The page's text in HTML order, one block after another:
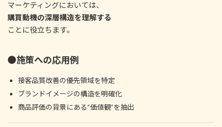
マーケティングにおいては、
購買動機の深層構造を理解する
ことに役立ちます。
●施策への応用例
接客品質改善の優先領域を特定
ブランドイメージの構造を明確化
商品評価の背景にある“価値観”を抽出